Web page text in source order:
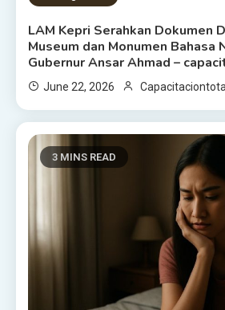
LAM Kepri Serahkan Dokumen
Museum dan Monumen Bahasa
Gubernur Ansar Ahmad –
June 22, 2026
3 MINS READ